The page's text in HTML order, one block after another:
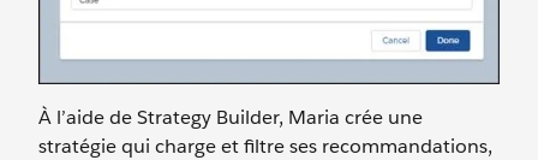
À l’aide de Strategy Builder, Maria crée une
stratégie qui charge et filtre ses recommandations,